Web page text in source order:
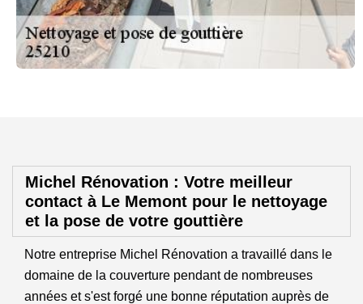
Michel Rénovation : Votre meilleur
contact à Le Memont pour le nettoyage
et la pose de votre gouttière
Notre entreprise Michel Rénovation a travaillé dans le
domaine de la couverture pendant de nombreuses
années et s'est forgé une bonne réputation auprès de